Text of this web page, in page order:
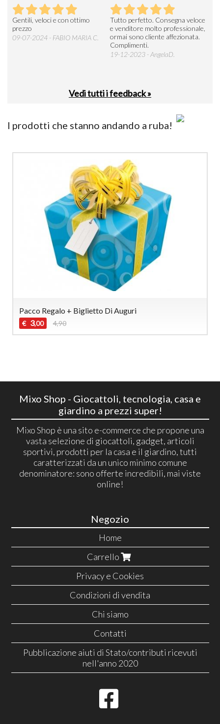
Gentili, veloci e con ottimo
prezzo
09-07-2024 - FABIO MARIA C.
Tutto perfetto. Consegna veloce
e venditore molto professionale,
ormai sono cliente affezionata.
Complimenti.
19-12-2023 - AngelaD.
Vedi tutti i feedback »
I prodotti che stanno andando a ruba!
Pacco Regalo + Biglietto Di Auguri
€ 3,00 4,90
Mixo Shop - Giocattoli, tecnologia, casa e
giardino a prezzi super!
Mixo Shop è una sito e-commerce che propone una
vasta selezione di giocattoli, gadget, articoli
sportivi, prodotti per la casa e il giardino, tutti
caratterizzati da un unico minimo comune
denominatore: sono offerte incredibili, mai viste
online!
Negozio
Home
Carrello
Privacy e Cookies
Condizioni di vendita
Chi siamo
Contatti
Pubblicazione aiuti di Stato/contributi ricevuti
nell'anno 2020